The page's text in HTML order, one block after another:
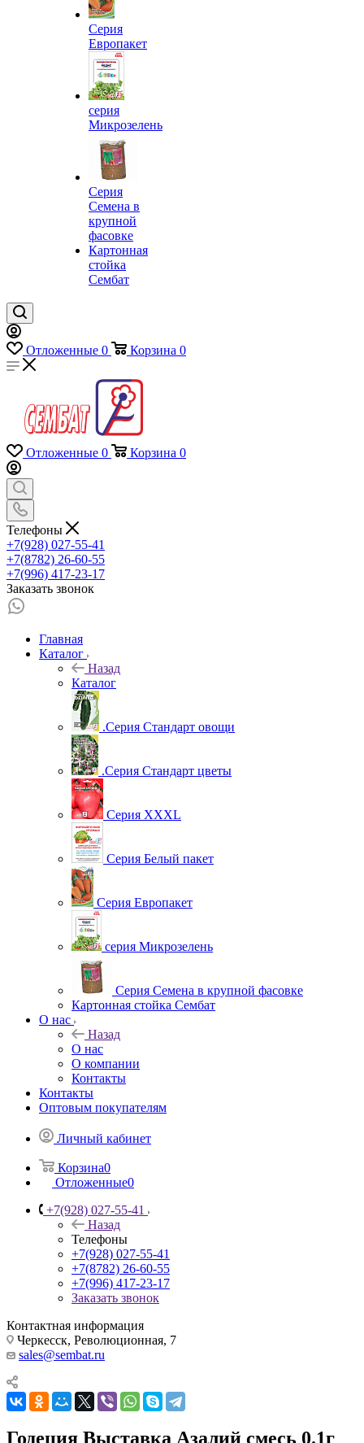
Серия
Европакет
серия
Микрозелень
Серия
Семена в
крупной
фасовке
Картонная
стойка
Сембат
Отложенные 0 Корзина 0
Отложенные 0 Корзина 0
Телефоны
+7(928) 027-55-41
+7(8782) 26-60-55
+7(996) 417-23-17
Заказать звонок
Главная
Каталог
Назад
Каталог
.Серия Стандарт овощи
.Серия Стандарт цветы
Серия XXXL
Серия Белый пакет
Серия Европакет
серия Микрозелень
Серия Семена в крупной фасовке
Картонная стойка Сембат
О нас
Назад
О нас
О компании
Контакты
Контакты
Оптовым покупателям
Личный кабинет
Корзина0
Отложенные0
+7(928) 027-55-41
Назад
Телефоны
+7(928) 027-55-41
+7(8782) 26-60-55
+7(996) 417-23-17
Заказать звонок
Контактная информация
Черкесск, Революционная, 7
sales@sembat.ru
Годеция Выставка Азалий смесь 0.1г